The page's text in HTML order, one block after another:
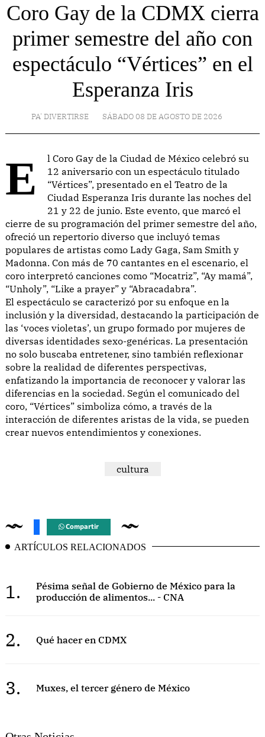
Coro Gay de la CDMX cierra
primer semestre del año con
espectáculo “Vértices” en el
Esperanza Iris
PA' DIVERTIRSE SÁBADO 08 DE AGOSTO DE 2026
El Coro Gay de la Ciudad de México celebró su
12 aniversario con un espectáculo titulado
“Vértices”, presentado en el Teatro de la
Ciudad Esperanza Iris durante las noches del
21 y 22 de junio. Este evento, que marcó el
cierre de su programación del primer semestre del año,
ofreció un repertorio diverso que incluyó temas
populares de artistas como Lady Gaga, Sam Smith y
Madonna. Con más de 70 cantantes en el escenario, el
coro interpretó canciones como “Mocatriz”, “Ay mamá”,
“Unholy”, “Like a prayer” y “Abracadabra”.
El espectáculo se caracterizó por su enfoque en la
inclusión y la diversidad, destacando la participación de
las ‘voces violetas’, un grupo formado por mujeres de
diversas identidades sexo-genéricas. La presentación
no solo buscaba entretener, sino también reflexionar
sobre la realidad de diferentes perspectivas,
enfatizando la importancia de reconocer y valorar las
diferencias en la sociedad. Según el comunicado del
coro, “Vértices” simboliza cómo, a través de la
interacción de diferentes aristas de la vida, se pueden
crear nuevos entendimientos y conexiones.
cultura
Compartir
ARTÍCULOS RELACIONADOS
1.
Pésima señal de Gobierno de México para la
producción de alimentos... - CNA
2. Qué hacer en CDMX
3. Muxes, el tercer género de México